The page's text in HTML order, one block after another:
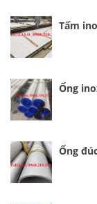
Tấm
Ống
Ống